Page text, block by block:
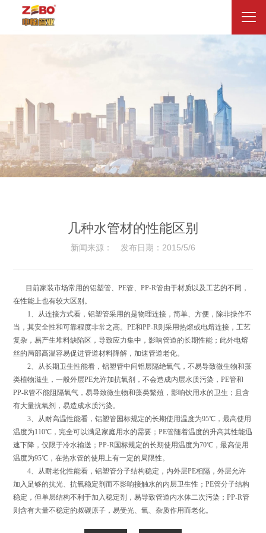
几种水管材的性能区别
新闻来源： 发布日期：2015/5/6
目前家装市场常用的铝塑管、PE管、PP-R管由于材质以及工艺的不同，
在性能上也有较大区别。
1、从连接方式看，铝塑管采用的是物理连接，简单、方便，除非操作不
当，其安全性和可靠程度非常之高。PE和PP-R则采用热熔或电熔连接，工艺
复杂，易产生堆料缺陷区，导致应力集中，影响管道的长期性能；此外电熔
丝的局部高温容易促进管道材料降解，加速管道老化。
2、从长期卫生性能看，铝塑管中间铝层隔绝氧气，不易导致微生物和藻
类植物滋生，一般外层PE允许加抗氧剂，不会造成内层水质污染，PE管和
PP-R管不能阻隔氧气，易导致微生物和藻类繁殖，影响饮用水的卫生；且含
有大量抗氧剂，易造成水质污染。
3、从耐高温性能看，铝塑管国标规定的长期使用温度为95℃，最高使用
温度为110℃，完全可以满足家庭用水的需要；PE管随着温度的升高其性能迅
速下降，仅限于冷水输送；PP-R国标规定的长期使用温度为70℃，最高使用
温度为95℃，在热水管的使用上有一定的局限性。
4、从耐老化性能看，铝塑管分子结构稳定，内外层PE相隔，外层允许
加入足够的抗光、抗氧稳定剂而不影响接触水的内层卫生性；PE管分子结构
稳定，但单层结构不利于加入稳定剂，易导致管道内水体二次污染；PP-R管
则含有大量不稳定的叔碳原子，易受光、氧、杂质作用而老化。